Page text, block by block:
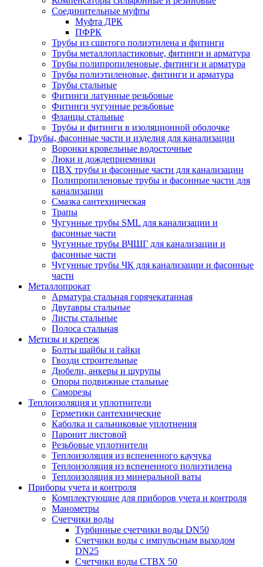
Соединительные муфты
Муфта ДРК
ПФРК
Трубы из сшитого полиэтилена и фитинги
Трубы металлопластиковые, фитинги и арматура
Трубы полипропиленовые, фитинги и арматура
Трубы полиэтиленовые, фитинги и арматура
Трубы стальные
Фитинги латунные резьбовые
Фитинги чугунные резьбовые
Фланцы стальные
Трубы и фитинги в изоляционной оболочке
Трубы, фасонные части и изделия для канализации
Воронки кровельные водосточные
Люки и дождеприемники
ПВХ трубы и фасонные части для канализации
Полипропиленовые трубы и фасонные части для
канализации
Смазка сантехническая
Трапы
Чугунные трубы SML для канализации и
фасонные части
Чугунные трубы ВЧШГ для канализации и
фасонные части
Чугунные трубы ЧК для канализации и фасонные
части
Металлопрокат
Арматура стальная горячекатанная
Двутавры стальные
Листы стальные
Полоса стальная
Метизы и крепеж
Болты шайбы и гайки
Гвозди строительные
Дюбели, анкеры и шурупы
Опоры подвижные стальные
Саморезы
Теплоизоляция и уплотнители
Герметики сантехнические
Каболка и сальниковые уплотнения
Паронит листовой
Резьбовые уплотнители
Теплоизоляция из вспененного каучука
Теплоизоляция из вспененного полиэтилена
Теплоизоляция из минеральной ваты
Приборы учета и контроля
Комплектующие для приборов учета и контроля
Манометры
Счетчики воды
Турбинные счетчики воды DN50
Счетчики воды с импульсным выходом
DN25
Счетчики воды СТВХ 50